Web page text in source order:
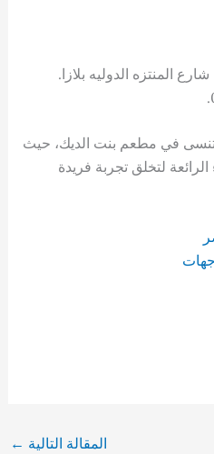
المنتزه الدوليه بلازا.
تنسى في مطعم بنت الديك، حيث
الرائعة لتخلق تجربة فريدة
المقالة التالية ←